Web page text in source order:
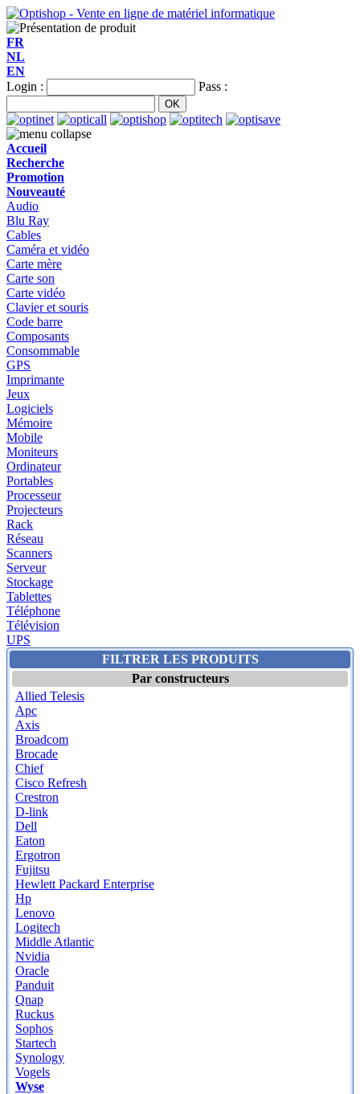
FR
NL
EN
Login :
Pass :
Accueil
Recherche
Promotion
Nouveauté
Audio
Blu Ray
Cables
Caméra et vidéo
Carte mère
Carte son
Carte vidéo
Clavier et souris
Code barre
Composants
Consommable
GPS
Imprimante
Jeux
Logiciels
Mémoire
Mobile
Moniteurs
Ordinateur
Portables
Processeur
Projecteurs
Rack
Réseau
Scanners
Serveur
Stockage
Tablettes
Téléphone
Télévision
UPS
FILTRER LES PRODUITS
Par constructeurs
Allied Telesis
Apc
Axis
Broadcom
Brocade
Chief
Cisco Refresh
Crestron
D-link
Dell
Eaton
Ergotron
Fujitsu
Hewlett Packard Enterprise
Hp
Lenovo
Logitech
Middle Atlantic
Nvidia
Oracle
Panduit
Qnap
Ruckus
Sophos
Startech
Synology
Vogels
Wyse